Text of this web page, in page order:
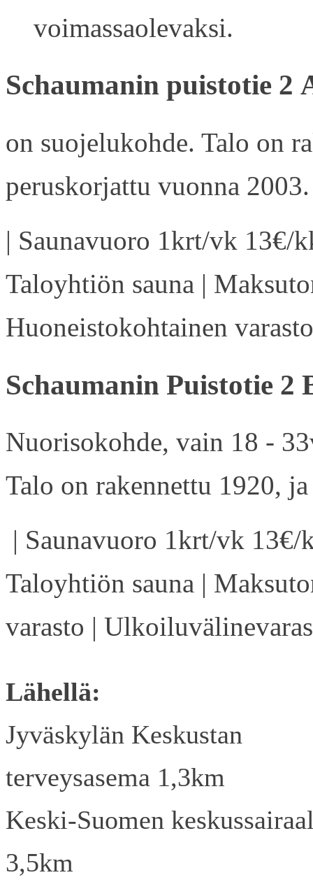
voimassaolevaksi.
Schaumanin puistotie 2
on suojelukohde. Talo on
peruskorjattu vuonna 2003.
| Saunavuoro 1krt/vk 13€/
Taloyhtiön sauna |
Huoneistokohtainen
Schaumanin Puistotie 2
Nuorisokohde, vain 18 -
Talo on rakennettu 1920,
| Saunavuoro 1krt/vk
Taloyhtiön sauna |
varasto |
Lähellä:
Jyväskylän Keskustan
terveysasema 1,3km
Keski-Suomen
3,5km